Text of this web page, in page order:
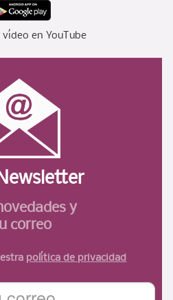
vídeo en YouTube
y
correo
política de privacidad